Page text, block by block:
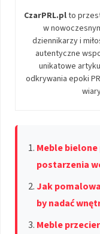
CzarPRL.plto
w
dziennikarzy i
autentyczne
unikatowe
odkrywania epoki
Meble
postarzenia
Jak
by nadać
Meble